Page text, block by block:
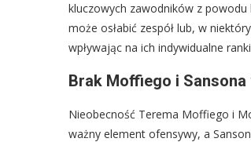
kluczowych zawodników z
może osłabić zespół lub, w
wpływając na ich indywidualne
Brak Moffiego i Sansona
Nieobecność Terema Moffiego i
ważny element ofensywy, a